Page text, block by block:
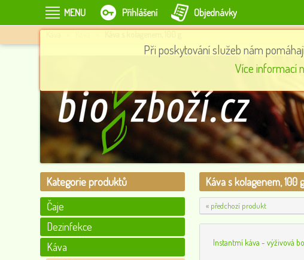
MENU Přihlášení Objednávky
Panenský konopný olej s chilli HABANERO 100 ml
Kategorie produktů
Čaje
Dezinfekce
Káva
Káva s kolagenem, 100
« předchozí produkt
Instantmí káva - výživová
Při poskytování služeb nám
Více informací